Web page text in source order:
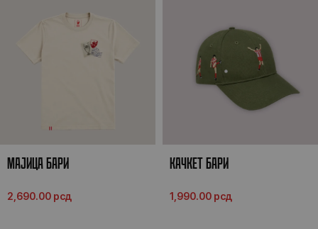
МАЈИЦА БАРИ
2,690.00 рсд
КАЧКЕТ БАРИ
1,990.00 рсд